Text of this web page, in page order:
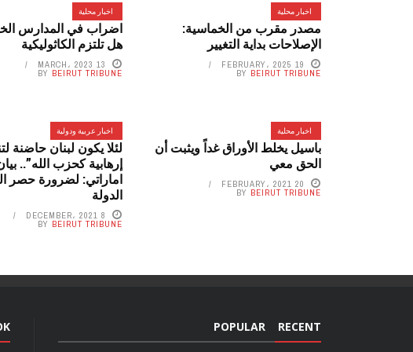
اخبار محلية
مصدر مقرب من الخماسية:
الإصلاحات بداية التغيير
19 FEBRUARY، 2025
BY BEIRUT TRIBUNE
اخبار محلية
اضراب في المدارس
هل تلتزم الكاثوليكية
13 MARCH، 2023
BY BEIRUT TRIBUNE
اخبار محلية
باسيل يخلط الأوراق غداً ويثبت أن
الحق معي
20 FEBRUARY، 2021
BY BEIRUT TRIBUNE
اخبار عربية ودولية
لئلا يكون لبنان حاضنة
إرهابية كحزب الله”..
اماراتي: لضرورة حصر
الدولة
8 DECEMBER، 2021
BY BEIRUT TRIBUNE
RECENT
POPULAR